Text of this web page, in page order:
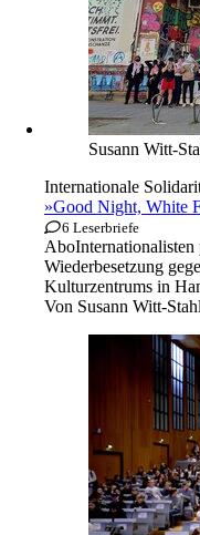
Susann Witt-
Internationale
»Good Night, White
6 Leserbriefe
AboInternationalisten
Wiederbesetzung
Kulturzentrums in
Von Susann Witt-Stahl